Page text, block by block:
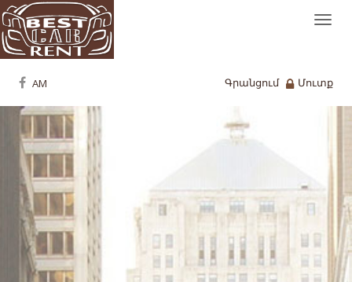
Մուտք
Գրանցում